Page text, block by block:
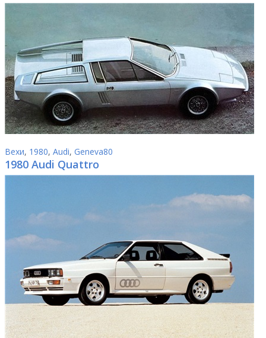
Вехи, 1980, Audi, Geneva80
1980 Audi Quattro